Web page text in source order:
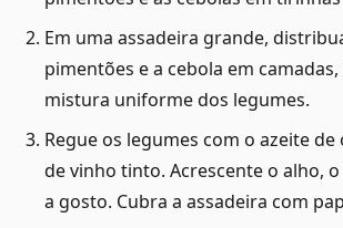
Em uma assadeira grande,
pimentões e a cebola em
mistura uniforme dos legumes.
Regue os legumes com o azeite
de vinho tinto. Acrescente o alho,
a gosto. Cubra a assadeira com